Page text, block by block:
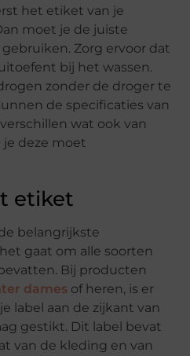
het etiket van je
moet je de juiste
Zorg ervoor dat
bij het wassen.
zonder de droger te
de specificaties van
wat ook van
je deze moet
etiket
belangrijkste
gaat om alle soorten
Bij producten
dames of heren, is er
label aan de zijkant van
gestikt. Dit label bevat
van de kleding en van